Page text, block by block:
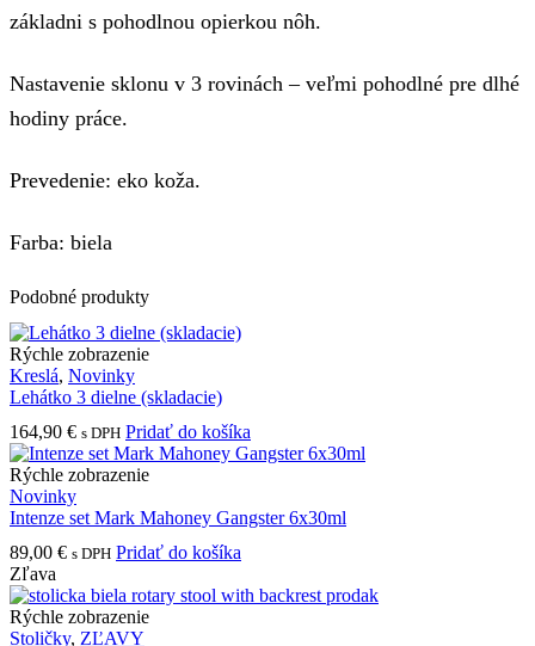
základni s pohodlnou opierkou nôh.
Nastavenie sklonu v 3 rovinách – veľmi pohodlné pre dlhé
hodiny práce.
Prevedenie: eko koža.
Farba: biela
Podobné produkty
Rýchle zobrazenie
Kreslá, Novinky
Lehátko 3 dielne (skladacie)
164,90 € s DPH Pridať do košíka
Rýchle zobrazenie
Novinky
Intenze set Mark Mahoney Gangster 6x30ml
89,00 € s DPH Pridať do košíka
Zľava
Rýchle zobrazenie
Stoličky, ZĽAVY